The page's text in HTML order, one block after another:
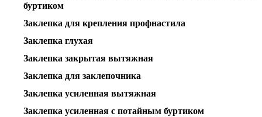
буртиком
Заклепка для крепления профнастила
Заклепка глухая
Заклепка закрытая вытяжная
Заклепка для заклепочника
Заклепка усиленная вытяжная
Заклепка усиленная с потайным буртиком